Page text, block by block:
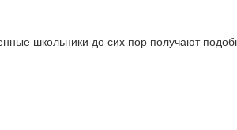
школьники до сих пор получают